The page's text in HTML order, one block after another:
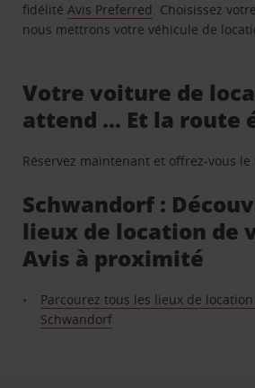
fidélitéAvis Preferred. Choisissez
nous mettrons votre véhicule de
Votre voiture de
attend … Et la route
Réservez maintenant et offrez-vous le
Schwandorf :
lieux de location de
Avis à proximité
Parcourez tous les lieux de
Schwandorf